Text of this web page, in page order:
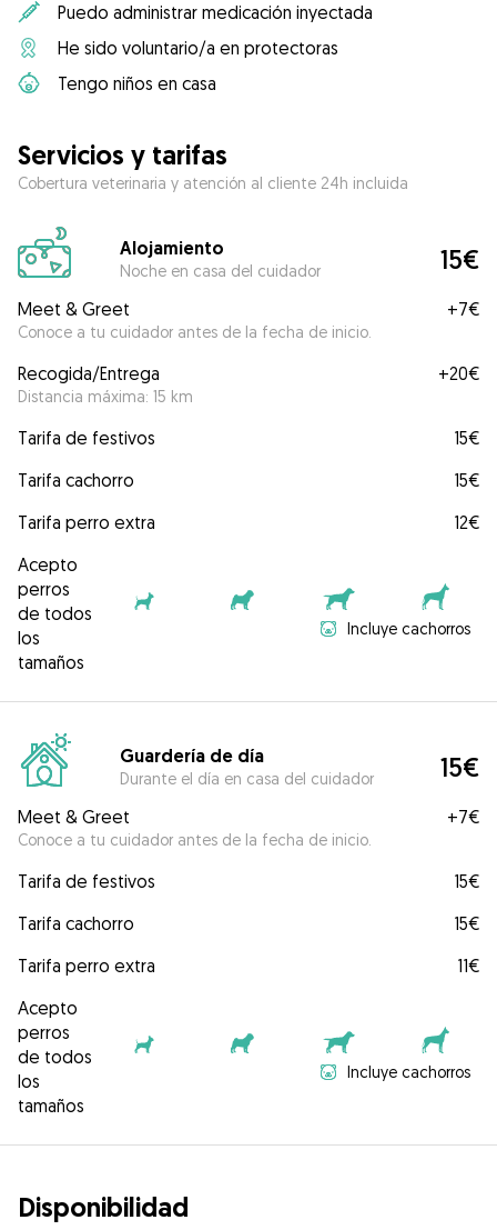
Puedo administrar medicación inyectada
He sido voluntario/a en protectoras
Tengo niños en casa
Servicios y tarifas
Cobertura veterinaria y atención al cliente 24h incluida
Alojamiento
Noche en casa del cuidador 15€
Meet & Greet
Conoce a tu cuidador antes de la fecha de inicio.
+7€
Recogida/Entrega
Distancia máxima: 15 km
+20€
Tarifa de festivos
15€
Tarifa cachorro
15€
Tarifa perro extra
12€
Acepto
perros
de todos
los
tamaños
Incluye cachorros
Guardería de día
Durante el día en casa del cuidador 15€
Meet & Greet
Conoce a tu cuidador antes de la fecha de inicio.
+7€
Tarifa de festivos
15€
Tarifa cachorro
15€
Tarifa perro extra
11€
Acepto
perros
de todos
los
tamaños
Incluye cachorros
Disponibilidad